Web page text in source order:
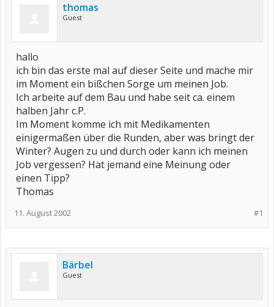
thomas
Guest
hallo
ich bin das erste mal auf dieser Seite und mache mir
im Moment ein bißchen Sorge um meinen Job.
Ich arbeite auf dem Bau und habe seit ca. einem
halben Jahr c.P.
Im Moment komme ich mit Medikamenten
einigermaßen über die Runden, aber was bringt der
Winter? Augen zu und durch oder kann ich meinen
Job vergessen? Hat jemand eine Meinung oder
einen Tipp?
Thomas
#1
11. August 2002
Bärbel
Guest